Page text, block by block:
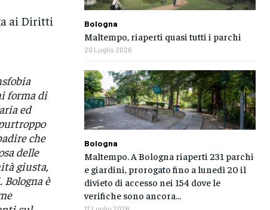
ai Diritti
forma di
ed
che
delle
giusta,
è
Bologna
Maltempo, riaperti quasi tutti i parchi
20 Luglio 2026
Bologna
Maltempo. A Bologna riaperti 231 parchi
e giardini, prorogato fino a lunedì 20 il
divieto di accesso nei 154 dove le
verifiche sono ancora...
17 Luglio 2026